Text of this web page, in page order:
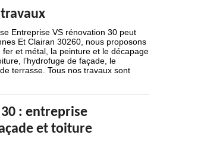
Entreprise VS rénovation 30 peut
Et Clairan 30260, nous proposons
et métal, la peinture et le décapage
l’hydrofuge de façade, le
terrasse. Tous nos travaux sont
: entreprise
et toiture